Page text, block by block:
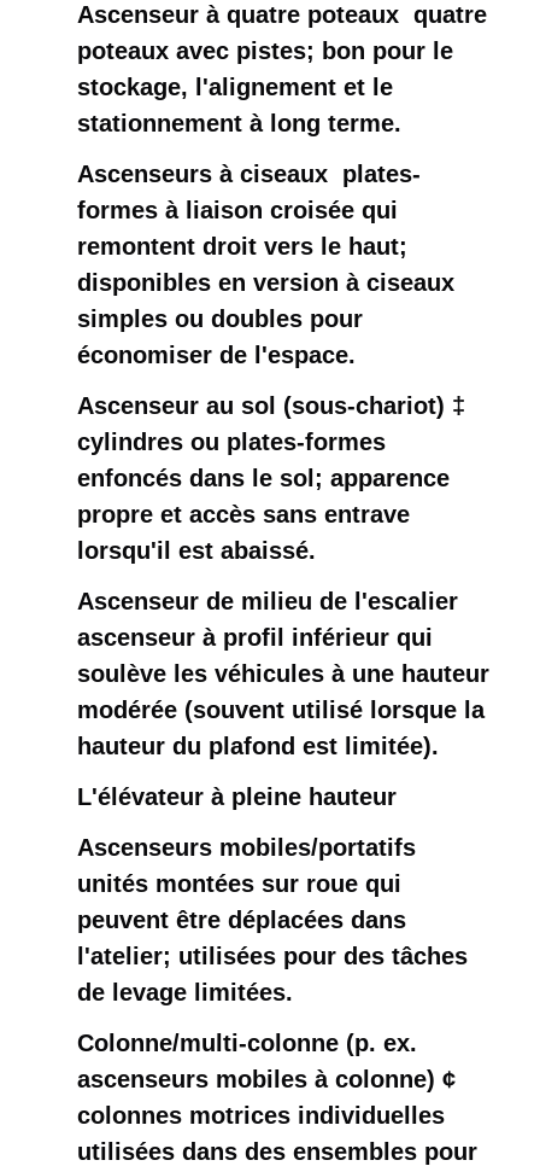
Ascenseur à quatre poteaux ️ quatre
poteaux avec pistes; bon pour le
stockage, l'alignement et le
stationnement à long terme.
Ascenseurs à ciseaux ️ plates-
formes à liaison croisée qui
remontent droit vers le haut;
disponibles en version à ciseaux
simples ou doubles pour
économiser de l'espace.
Ascenseur au sol (sous-chariot) ‡
cylindres ou plates-formes
enfoncés dans le sol; apparence
propre et accès sans entrave
lorsqu'il est abaissé.
Ascenseur de milieu de l'escalier ️
ascenseur à profil inférieur qui
soulève les véhicules à une hauteur
modérée (souvent utilisé lorsque la
hauteur du plafond est limitée).
L'élévateur à pleine hauteur
Ascenseurs mobiles/portatifs ️
unités montées sur roue qui
peuvent être déplacées dans
l'atelier; utilisées pour des tâches
de levage limitées.
Colonne/multi-colonne (p. ex.
ascenseurs mobiles à colonne) ¢
colonnes motrices individuelles
utilisées dans des ensembles pour